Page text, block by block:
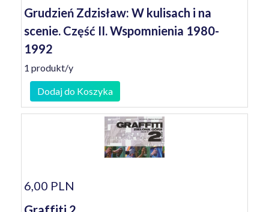
Grudzień Zdzisław: W kulisach i na
scenie. Część II. Wspomnienia 1980-
1992
1 produkt/y
Dodaj do Koszyka
6,00 PLN